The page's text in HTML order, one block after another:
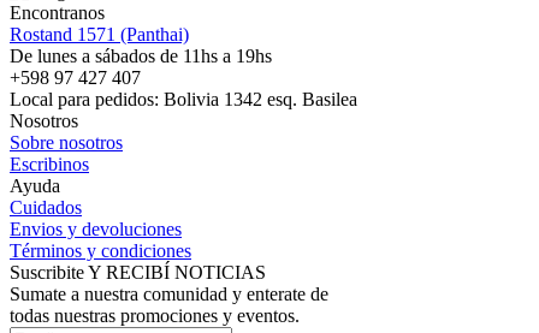
Encontranos
Rostand 1571 (Panthai)
De lunes a sábados de 11hs a 19hs
+598 97 427 407
Local para pedidos: Bolivia 1342 esq. Basilea
Nosotros
Sobre nosotros
Escribinos
Ayuda
Cuidados
Envios y devoluciones
Términos y condiciones
Suscribite Y RECIBÍ NOTICIAS
Sumate a nuestra comunidad y enterate de
todas nuestras promociones y eventos.